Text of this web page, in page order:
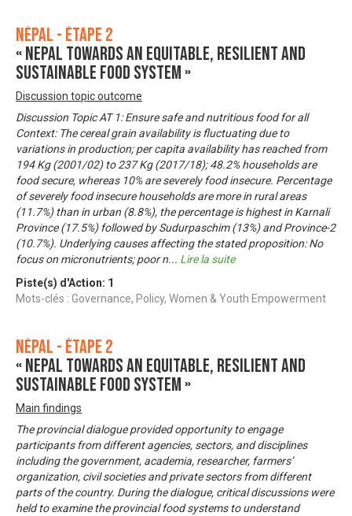
Népal - Étape 2
« Nepal towards an equitable, resilient and
sustainable food system »
Discussion topic outcome
Discussion Topic AT 1: Ensure safe and nutritious food for all
Context: The cereal grain availability is fluctuating due to
variations in production; per capita availability has reached from
194 Kg (2001/02) to 237 Kg (2017/18); 48.2% households are
food secure, whereas 10% are severely food insecure. Percentage
of severely food insecure households are more in rural areas
(11.7%) than in urban (8.8%), the percentage is highest in Karnali
Province (17.5%) followed by Sudurpaschim (13%) and Province-2
(10.7%). Underlying causes affecting the stated proposition: No
focus on micronutrients; poor n... Lire la suite
Piste(s) d'Action: 1
Mots-clés : Governance, Policy, Women & Youth Empowerment
Népal - Étape 2
« Nepal towards an equitable, resilient and
sustainable food system »
Main findings
The provincial dialogue provided opportunity to engage
participants from different agencies, sectors, and disciplines
including the government, academia, researcher, farmers’
organization, civil societies and private sectors from different
parts of the country. During the dialogue, critical discussions were
held to examine the provincial food systems to understand